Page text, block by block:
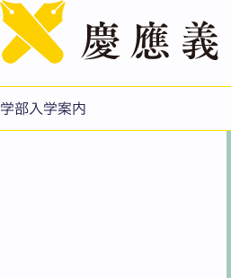
学部入学案内